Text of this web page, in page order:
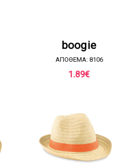
boogie
ΑΠΟΘΕΜΑ: 8106
1.89€